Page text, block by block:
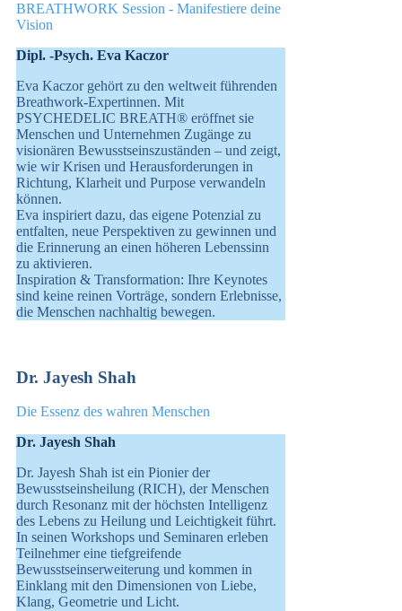
BREATHWORK Session - Manifestiere deine
Vision
Dipl. -Psych. Eva Kaczor
Eva Kaczor gehört zu den weltweit führenden
Breathwork-Expertinnen. Mit
PSYCHEDELIC BREATH® eröffnet sie
Menschen und Unternehmen Zugänge zu
visionären Bewusstseinszuständen – und zeigt,
wie wir Krisen und Herausforderungen in
Richtung, Klarheit und Purpose verwandeln
können.
Eva inspiriert dazu, das eigene Potenzial zu
entfalten, neue Perspektiven zu gewinnen und
die Erinnerung an einen höheren Lebenssinn
zu aktivieren.
Inspiration & Transformation: Ihre Keynotes
sind keine reinen Vorträge, sondern Erlebnisse,
die Menschen nachhaltig bewegen.
Dr. Jayesh Shah
Die Essenz des wahren Menschen
Dr. Jayesh Shah
Dr. Jayesh Shah ist ein Pionier der
Bewusstseinsheilung (RICH), der Menschen
durch Resonanz mit der höchsten Intelligenz
des Lebens zu Heilung und Leichtigkeit führt.
In seinen Workshops und Seminaren erleben
Teilnehmer eine tiefgreifende
Bewusstseinserweiterung und kommen in
Einklang mit den Dimensionen von Liebe,
Klang, Geometrie und Licht.